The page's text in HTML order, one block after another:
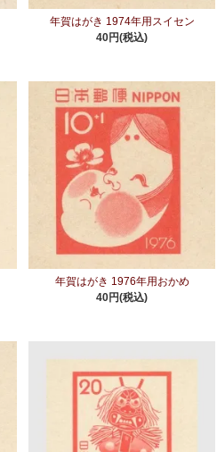
年賀はがき 1974年用スイセン
40円(税込)
年賀はがき 1976年用おかめ
40円(税込)